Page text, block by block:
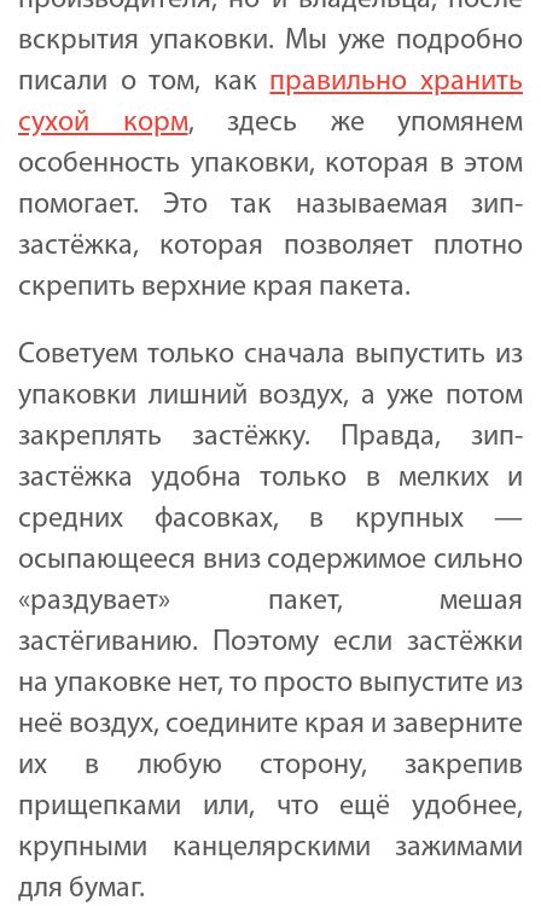
вскрытия упаковки. Мы уже подробно
писали о том, как правильно хранить
сухой корм, здесь же упомянем
особенность упаковки, которая в этом
помогает. Это так называемая зип-
застёжка, которая позволяет плотно
скрепить верхние края пакета.
Советуем только сначала выпустить из
упаковки лишний воздух, а уже потом
закреплять застёжку. Правда, зип-
застёжка удобна только в мелких и
средних фасовках, в крупных —
осыпающееся вниз содержимое сильно
«раздувает» пакет, мешая
застёгиванию. Поэтому если застёжки
на упаковке нет, то просто выпустите из
неё воздух, соедините края и заверните
их в любую сторону, закрепив
прищепками или, что ещё удобнее,
крупными канцелярскими зажимами
для бумаг.